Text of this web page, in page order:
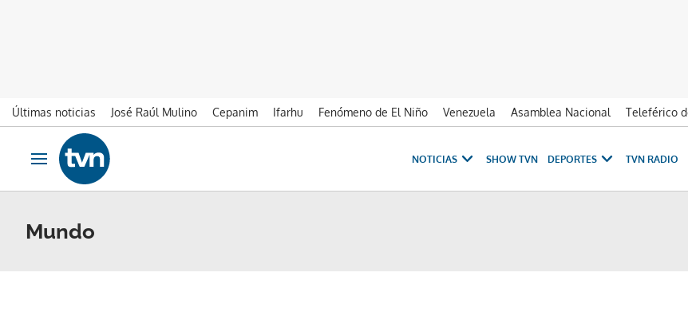
Últimas noticias José Raúl Mulino Cepanim Ifarhu Fenómeno de El Niño Venezuela Asamblea Nacional Teleférico
Ir al contenido
Obrir navegació
NOTICIAS SHOW TVN DEPORTES TVN RADIO
Mundo